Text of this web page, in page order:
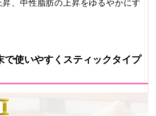
、中性脂肪の上昇をゆるやかにす
で使いやすくスティックタイプ